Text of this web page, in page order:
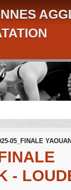
05_FINALE
-
cookies